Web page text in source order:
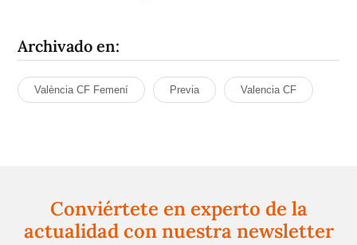
Archivado en:
València CF Femení Previa Valencia CF
Conviértete en experto de la
actualidad con nuestra newsletter